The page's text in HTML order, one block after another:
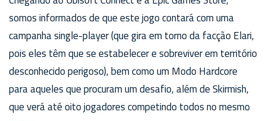
somos informados de que este jogo contará com uma
campanha single-player (que gira em torno da facção Elari,
pois eles têm que se estabelecer e sobreviver em território
desconhecido perigoso), bem como um Modo Hardcore
para aqueles que procuram um desafio, além de Skirmish,
que verá até oito jogadores competindo todos no mesmo